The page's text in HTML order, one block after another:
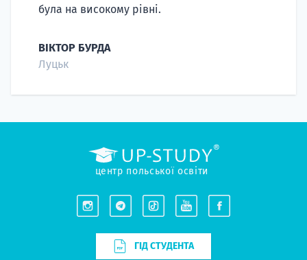
була на високому рівні.
ВІКТОР БУРДА
Луцьк
центр польської освіти
ГІД СТУДЕНТА